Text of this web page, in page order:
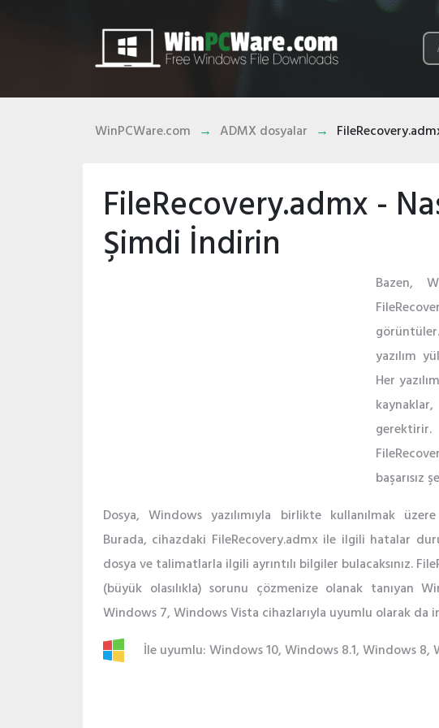
WinPCWare.com ADMX dosyalar
FileRecovery.admx -
Şimdi İndirin
Bazen,
yazılım
Her
başarısız
Dosya, Windows yazılımıyla birlikte kullanılmak
Burada, cihazdaki FileRecovery.admx ile ilgili hatalar
dosya ve talimatlarla ilgili ayrıntılı bilgiler bulacaksınız.
(büyük olasılıkla) sorunu çözmenize olanak tanıyan
Windows 7, Windows Vista cihazlarıyla uyumlu olarak da
İle uyumlu: Windows 10, Windows 8.1, Windows